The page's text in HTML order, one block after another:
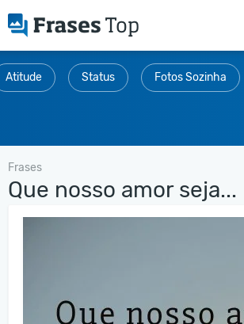
Atitude Status Fotos Sozinha
Frases
Que nosso amor seja...